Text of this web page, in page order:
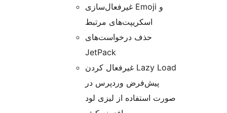
غیرفعال‌سازی Emoji و
اسکریپت‌های مرتبط
حذف درخواست‌های
JetPack
غیرفعال کردن Lazy Load
پیش‌فرض وردپرس در
صورت استفاده از لیزی لود